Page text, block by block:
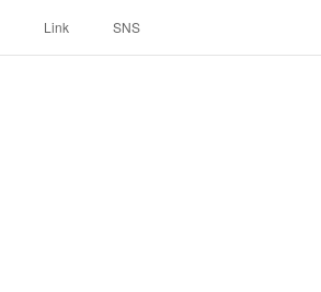
Link SNS